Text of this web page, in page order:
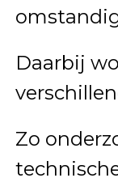
Daarbij
Zo